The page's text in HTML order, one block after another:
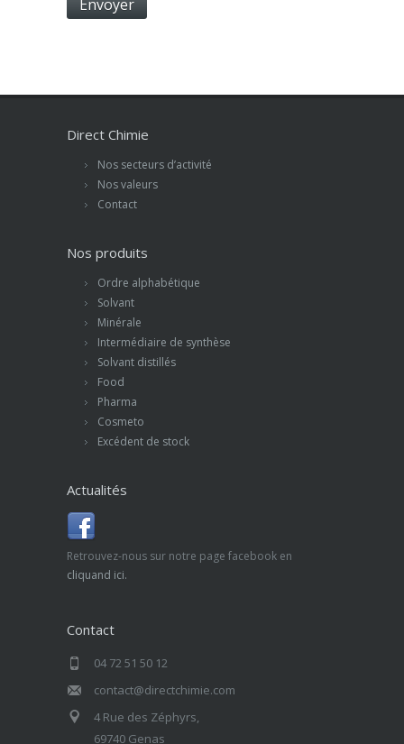
Direct Chimie
Nos secteurs d’activité
Nos valeurs
Contact
Nos produits
Ordre alphabétique
Solvant
Minérale
Intermédiaire de synthèse
Solvant distillés
Food
Pharma
Cosmeto
Excédent de stock
Actualités
Retrouvez-nous sur notre page facebook en
cliquand ici.
Contact
04 72 51 50 12
contact@directchimie.com
4 Rue des Zéphyrs,
69740 Genas